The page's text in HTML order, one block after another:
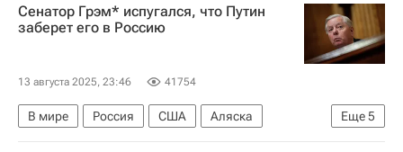
Дональд Трамп
Владимир Зеленский
Еврокомиссия
НАТО
Встреча Путина и Трампа на Аляске
Сенатор Грэм* испугался, что Путин
заберет его в Россию
13 августа 2025, 23:46 41754
Еще5
В мире Россия США
Аляска
Дональд Трамп
Владимир Путин